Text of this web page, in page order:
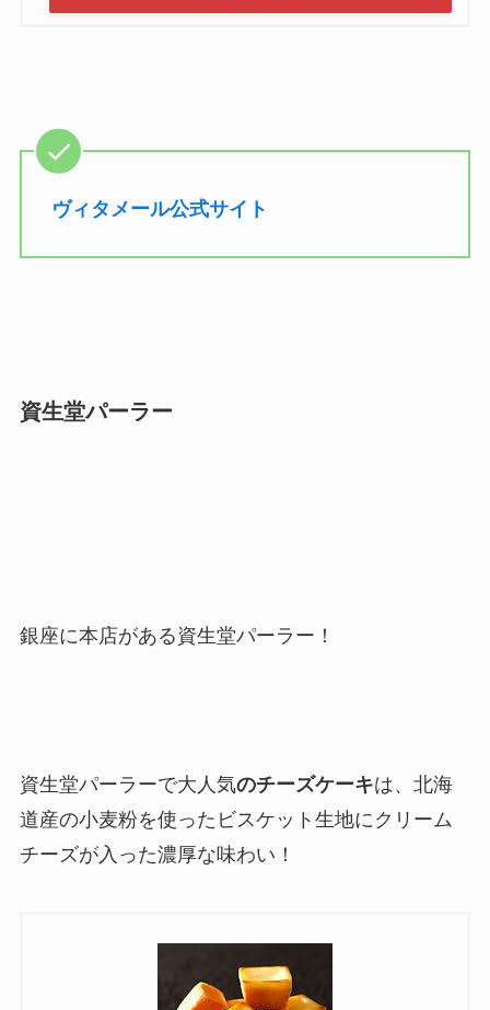
ヴィタメール公式サイト
資生堂パーラー
銀座に本店がある資生堂パーラー！
資生堂パーラーで大人気のチーズケーキは、北海
道産の小麦粉を使ったビスケット生地にクリーム
チーズが入った濃厚な味わい！